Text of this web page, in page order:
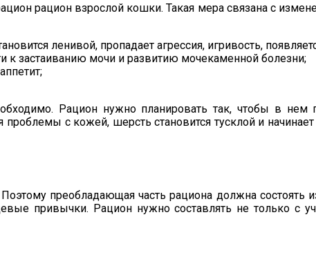
рацион взрослой кошки. Такая мера связана с
ленивой, пропадает агрессия, игривость,
к застаиванию мочи и развитию мочекаменной болезни;
Рацион нужно планировать так, чтобы в
проблемы с кожей, шерсть становится тусклой и
преобладающая часть рациона должна
привычки. Рацион нужно составлять не только с